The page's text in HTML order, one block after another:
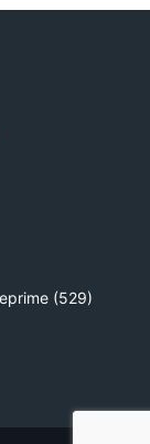
(529)